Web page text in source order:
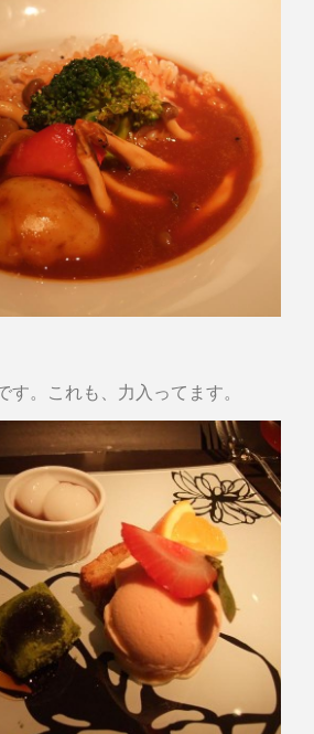
す。これも、力入ってます。